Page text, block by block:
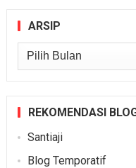
ARSIP
Arsip
REKOMENDASI
Santiaji
Blog Temporatif